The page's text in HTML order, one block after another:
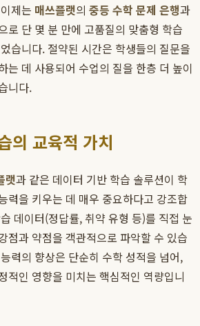
제는 매쓰플랫의 중등 수학 문제 은행과
로 단 몇 분 만에 고품질의 맞춤형 학습
습니다. 절약된 시간은 학생들의 질문을
는 데 사용되어 수업의 질을 한층 더 높이
니다.
의 교육적 가치
랫과 같은 데이터 기반 학습 솔루션이 학
력을 키우는 데 매우 중요하다고 강조합
데이터(정답률, 취약 유형 등)를 직접 눈
점과 약점을 객관적으로 파악할 수 있습
력의 향상은 단순히 수학 성적을 넘어,
적인 영향을 미치는 핵심적인 역량입니